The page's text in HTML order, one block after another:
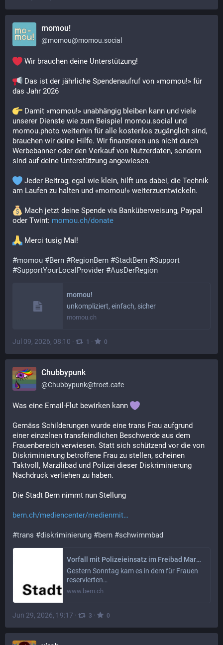
momou!
@momou@momou.social
Wir brauchen deine Unterstützung!
Das ist der jährliche Spendenaufruf von «momou!» für
das Jahr 2026
️ Damit «momou!» unabhängig bleiben kann und viele
unserer Dienste wie zum Beispiel momou.social und
momou.photo weiterhin für alle kostenlos zugänglich sind,
brauchen wir deine Hilfe. Wir finanzieren uns nicht durch
Werbebanner oder den Verkauf von Nutzerdaten, sondern
sind auf deine Unterstützung angewiesen.
Jeder Beitrag, egal wie klein, hilft uns dabei, die Technik
am Laufen zu halten und «momou!» weiterzuentwickeln.
️ Mach jetzt deine Spende via Banküberweisung, Paypal
oder Twint: momou.ch/donate
Merci tusig Mal!
#momou #Bern #RegionBern #StadtBern #Support
#SupportYourLocalProvider #AusDerRegion
momou!
unkompliziert, einfach, sicher
momou.ch
Jul 09, 2026, 08:10 · 1 · 0
Chubbypunk
@Chubbypunk@troet.cafe
Was eine Email-Flut bewirken kann
Gemäss Schilderungen wurde eine trans Frau aufgrund
einer einzelnen transfeindlichen Beschwerde aus dem
Frauenbereich verwiesen. Statt sich schützend vor die von
Diskriminierung betroffene Frau zu stellen, scheinen
Taktvoll, Marzilibad und Polizei dieser Diskriminierung
Nachdruck verliehen zu haben.
Die Stadt Bern nimmt nun Stellung
bern.ch/mediencenter/medienmit
#trans #diskriminierung #bern #schwimmbad
Vorfall mit Polizeieinsatz im Freibad Marzili
Gestern Sonntag kam es in dem für Frauen
reservierten…
www.bern.ch
Jun 29, 2026, 19:17 · 3 · 0